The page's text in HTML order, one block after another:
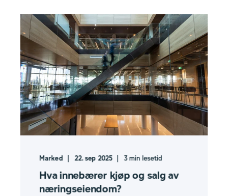
Marked 22. sep 2025 3min lesetid
Hva innebærer kjøp og salg av
næringseiendom?